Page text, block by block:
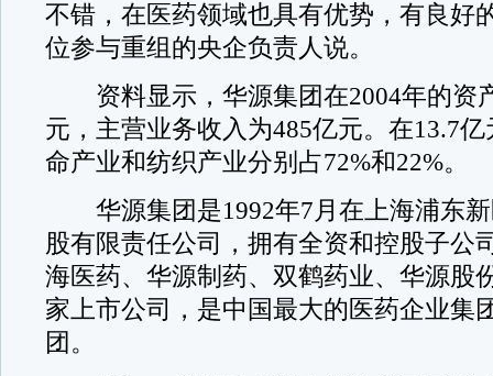
不错，在医药领域也具有优势，有良好
位参与重组的央企负责人说。
资料显示，华源集团在2004年的资
元，主营业务收入为485亿元。在13.7
命产业和纺织产业分别占72%和22%。
华源集团是1992年7月在上海浦东新
股有限责任公司，拥有全资和控股子公
海医药、华源制药、双鹤药业、华源股
家上市公司，是中国最大的医药企业集
团。